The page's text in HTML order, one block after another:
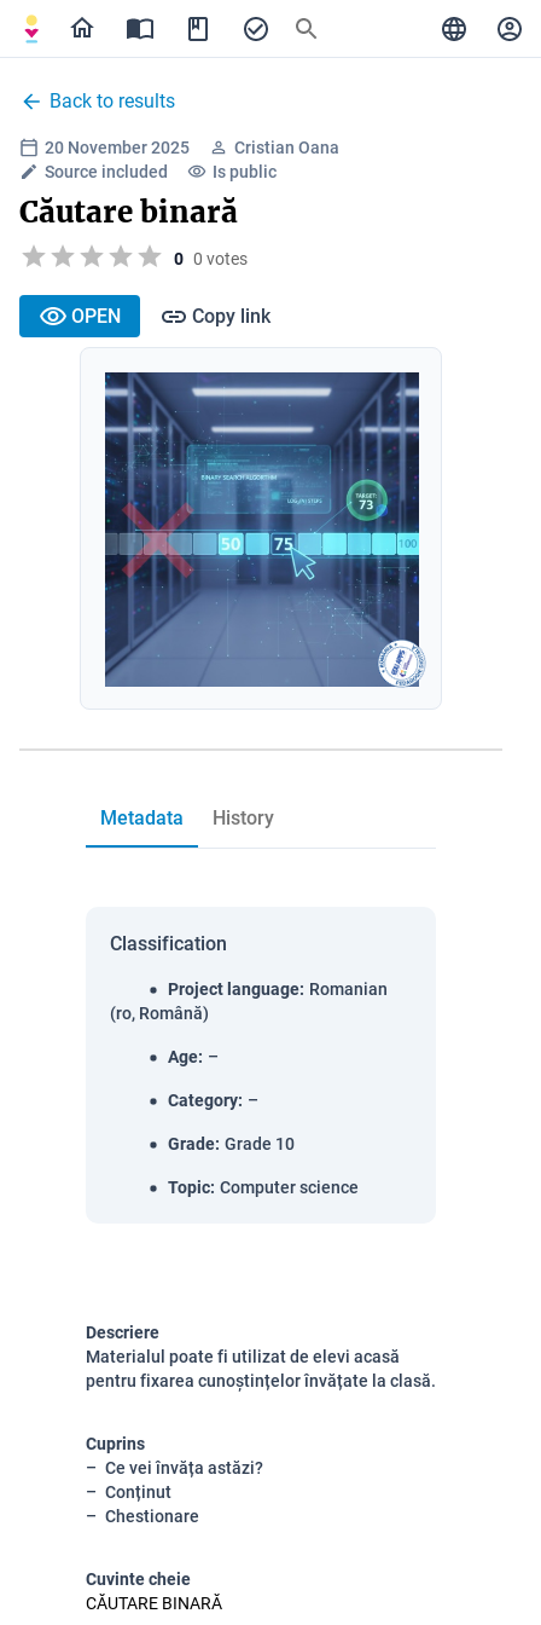
Back to results
20 November 2025
Cristian Oana
Source included
Is public
Căutare binară
0 0 votes
OPEN Copy link
Metadata History
Classification
Project language: Romanian
(ro, Română)
Age: –
Category: –
Grade: Grade 10
Topic: Computer science
Descriere
Materialul poate fi utilizat de elevi acasă
pentru fixarea cunoștințelor învățate la clasă.
Cuprins
Ce vei învăța astăzi?
Conținut
Chestionare
Cuvinte cheie
CĂUTARE BINARĂ